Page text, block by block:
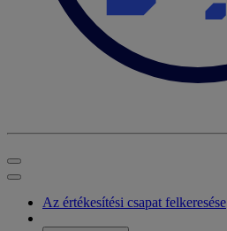
Az értékesítési csapat felkeresése